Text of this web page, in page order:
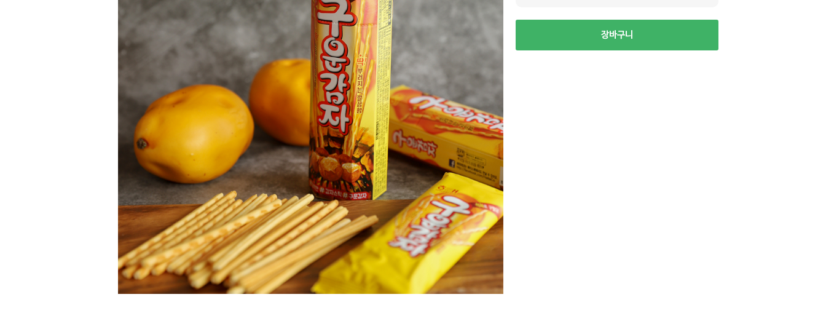
장바구니